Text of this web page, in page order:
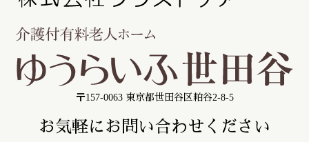
〒157-0063 東京都世田谷区粕谷2-8-5
お気軽にお問い合わせください